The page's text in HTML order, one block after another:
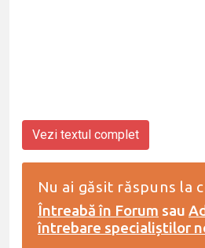
Vezi textul complet
Nu ai găsit răspuns la
Întreabă în Forum sau
întrebare specialiștilor